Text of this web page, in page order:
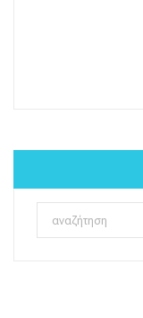
Search
for: